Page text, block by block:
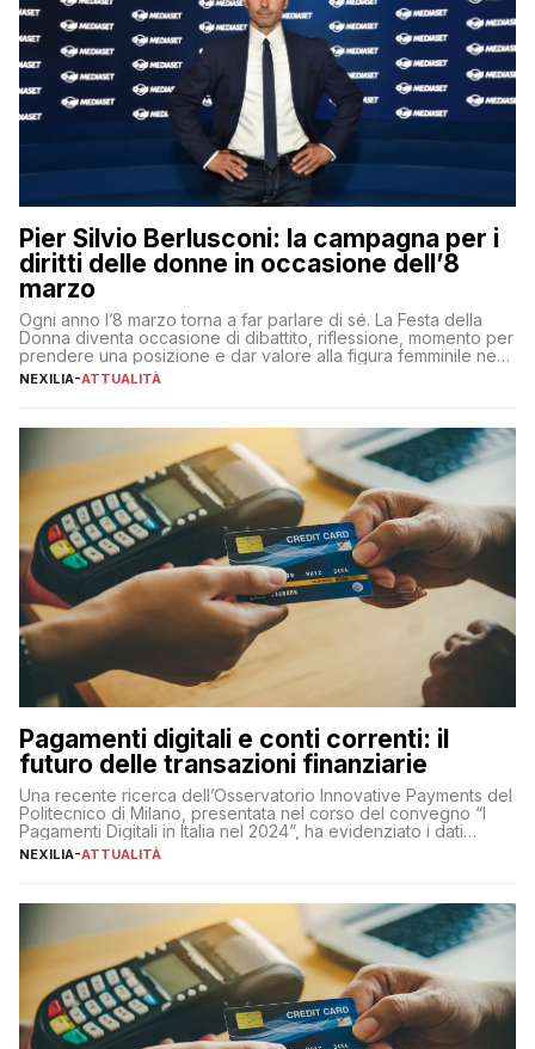
Pier Silvio Berlusconi: la campagna per i
diritti delle donne in occasione dell’8
marzo
Ogni anno l’8 marzo torna a far parlare di sé. La Festa della
Donna diventa occasione di dibattito, riflessione, momento per
prendere una posizione e dar valore alla figura femminile nella
sua complessità e crucialità. A lanciare un messaggio “forte e
NEXILIA-ATTUALITÀ
Pagamenti digitali e conti correnti: il
futuro delle transazioni finanziarie
Una recente ricerca dell’Osservatorio Innovative Payments del
Politecnico di Milano, presentata nel corso del convegno “I
Pagamenti Digitali in Italia nel 2024”, ha evidenziato i dati
definitivi del primo semestre 2024 relativamente alle
NEXILIA-ATTUALITÀ